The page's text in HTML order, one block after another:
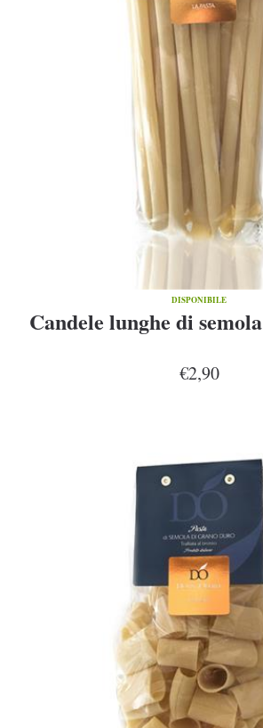
DISPONIBILE
Candele lunghe di
€2,90